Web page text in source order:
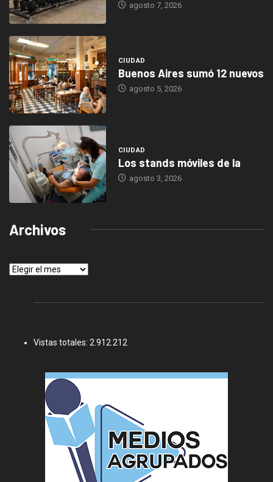
agosto 7, 2026
CIUDAD
Buenos Aires sumó 12 nuevos
agosto 5, 2026
CIUDAD
Los stands móviles de la
agosto 3, 2026
Archivos
Archivos
Vistas totales: 2.912.212